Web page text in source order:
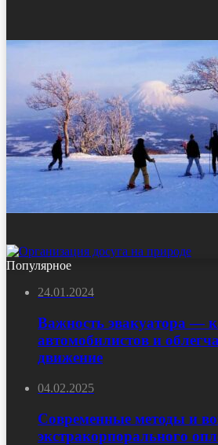
Популярное
24.01.2024
Важность эвакуатора —
автомобилистов и
движение
04.02.2025
Современные методы и
экстракорпорального